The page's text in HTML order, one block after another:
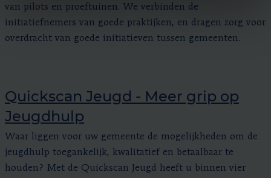
van pilots en proeftuinen. We verbinden de
initiatiefnemers van goede praktijken, en dragen zorg voor
overdracht van goede initiatieven tussen gemeenten.
Quickscan Jeugd - Meer grip op
Jeugdhulp
Waar liggen voor uw gemeente de mogelijkheden om de
jeugdhulp toegankelijk, kwalitatief en betaalbaar te
houden? Met de Quickscan Jeugd heeft u binnen vier